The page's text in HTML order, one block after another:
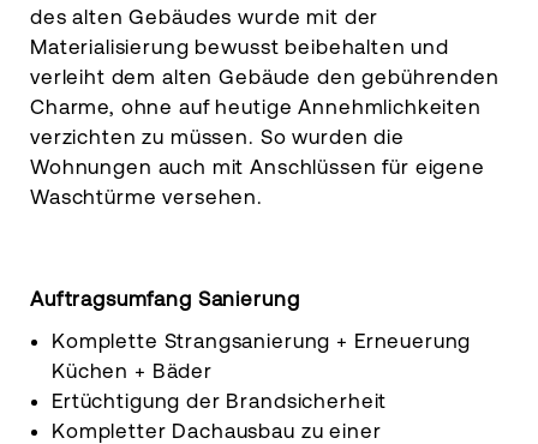
des alten Gebäudes wurde mit der
Materialisierung bewusst beibehalten und
verleiht dem alten Gebäude den gebührenden
Charme, ohne auf heutige Annehmlichkeiten
verzichten zu müssen. So wurden die
Wohnungen auch mit Anschlüssen für eigene
Waschtürme versehen.
Auftragsumfang Sanierung
Komplette Strangsanierung + Erneuerung
Küchen + Bäder
Ertüchtigung der Brandsicherheit
Kompletter Dachausbau zu einer